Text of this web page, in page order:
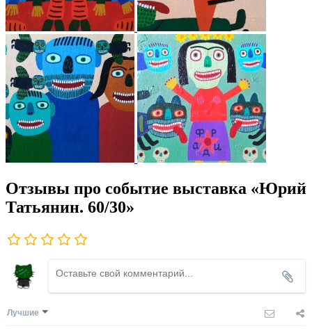
Отзывы про событие выставка «Юрий
Татьянин. 60/30»
Лучшие